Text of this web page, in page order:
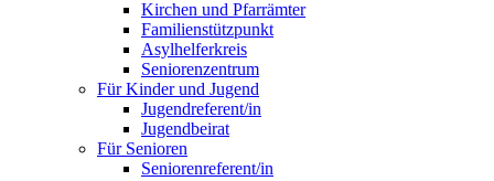
Kirchen und Pfarrämter
Familienstützpunkt
Asylhelferkreis
Seniorenzentrum
Für Kinder und Jugend
Jugendreferent/in
Jugendbeirat
Für Senioren
Seniorenreferent/in